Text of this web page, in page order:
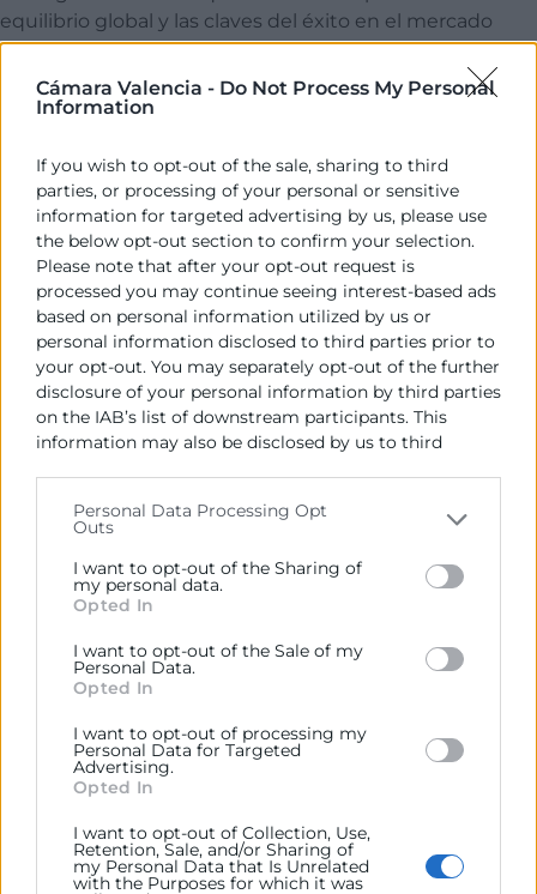
Cámara Valencia - Do Not Process My Personal
Information
If you wish to opt-out of the sale, sharing to third
parties, or processing of your personal or sensitive
information for targeted advertising by us, please use
the below opt-out section to confirm your selection.
Please note that after your opt-out request is
processed you may continue seeing interest-based ads
based on personal information utilized by us or
personal information disclosed to third parties prior to
your opt-out. You may separately opt-out of the further
disclosure of your personal information by third parties
on the IAB’s list of downstream participants. This
information may also be disclosed by us to third
Please note that this website/app uses one or more
Google services and may gather and store information
including but not limited to your visit or usage
behaviour. You may click to grant or deny consent to
below specified purposes in below Google consent
section.
Personal Data Processing Opt
Outs
I want to opt-out of the Sharing of
my personal data.
Opted In
I want to opt-out of the Sale of my
Personal Data.
Opted In
I want to opt-out of processing my
Personal Data for Targeted
Advertising.
Opted In
I want to opt-out of Collection, Use,
Retention, Sale, and/or Sharing of
my Personal Data that Is Unrelated
with the Purposes for which it was
equilibrio global y las claves del éxito en el mercado
chino.
✔ CEOs y responsables de estrategia interesados en
aprovechar el auge de China como motor de
✔ Consultores de internacionalización y desarrollo de
negocio que quieren anticiparse a los cambios
geopolíticos y económicos en Asia.
✔ Profesionales del mundo financiero, comercial y legal
que deseen conocer los desafíos y oportunidades de
operar con China en el nuevo contexto global.
Si te interesa el presente y futuro de la superpotencia
asiática emergente, esta charla es para ti.
Programa
18:30
Bienvenida institucional
Cristina Vicente, Directora de la Escuela de
Negocios de Cámara Valencia
18:35
Oportunidades y desafíos del auge de China.
Más allá de la fábrica del mundo
Julio Ceballos, consultor especializado en el
mercado asiático y autor del libro
siglo XXI’.